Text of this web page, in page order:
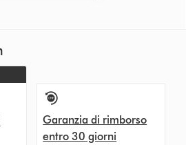
Garanzia di rimborso
entro 30 giorni